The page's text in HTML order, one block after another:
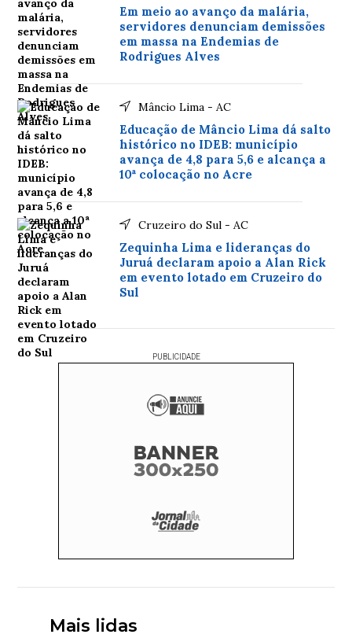
Em meio ao avanço da malária,
servidores denunciam demissões
em massa na Endemias de
Rodrigues Alves
Mâncio Lima - AC
Educação de Mâncio Lima dá salto
histórico no IDEB: município
avança de 4,8 para 5,6 e alcança a
10ª colocação no Acre
Cruzeiro do Sul - AC
Zequinha Lima e lideranças do
Juruá declaram apoio a Alan Rick
em evento lotado em Cruzeiro do
Sul
PUBLICIDADE
Mais lidas